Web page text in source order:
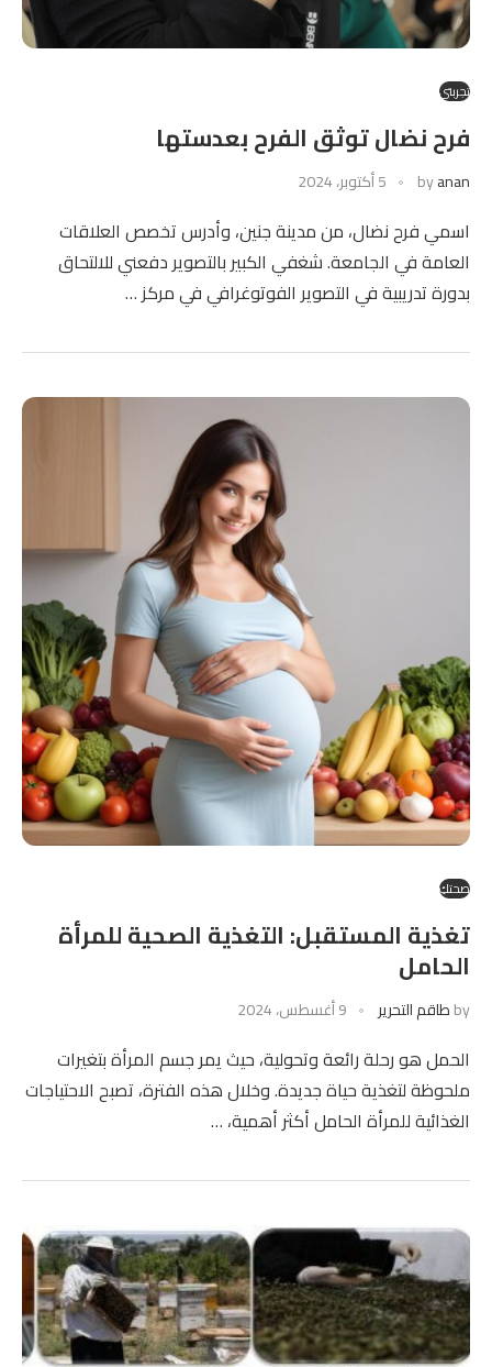
تجربتي
فرح نضال توثق الفرح بعدستها
byanan 5 أكتوبر، 2024
اسمي فرح نضال، من مدينة جنين، وأدرس تخصص العلاقات
العامة في الجامعة. شغفي الكبير بالتصوير دفعني للالتحاق
بدورة تدريبية في التصوير الفوتوغرافي في مركز …
صحتكِ
تغذية المستقبل: التغذية الصحية للمرأة
الحامل
byطاقم التحرير 9 أغسطس، 2024
الحمل هو رحلة رائعة وتحولية، حيث يمر جسم المرأة بتغيرات
ملحوظة لتغذية حياة جديدة. وخلال هذه الفترة، تصبح الاحتياجات
الغذائية للمرأة الحامل أكثر أهمية، …